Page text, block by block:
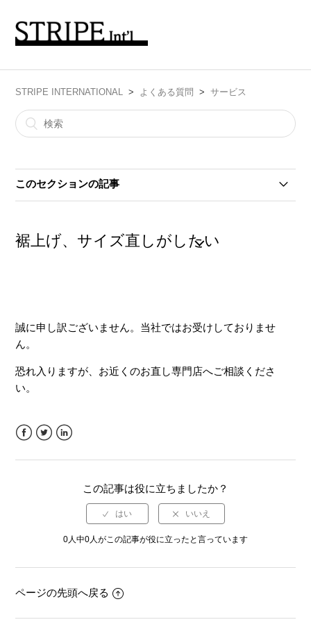
STRIPE INTERNATIONAL よくある質問 サービス
このセクションの記事
購入した商品が不良品だった
お取り寄せについて
お客様アンケート
ご意見・ご要望について
店舗の場所や営業時間を知りたい
通販で買った商品を店舗で返品・交換できますか？
もっと見る
裾上げ、サイズ直しがしたい
誠に申し訳ございません。当社ではお受けしておりませ
ん。
恐れ入りますが、お近くのお直し専門店へご相談くださ
い。
この記事は役に立ちましたか？
0人中0人がこの記事が役に立ったと言っています
ページの先頭へ戻る